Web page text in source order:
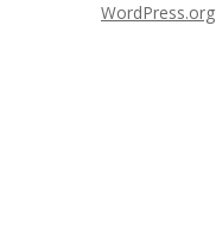
WordPress.org